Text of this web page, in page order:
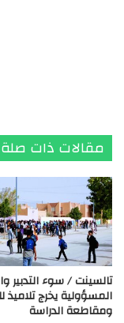
مقالات ذات صلة
تالسينت / سوء التدبير
المسؤولية يخرج تلاميذ
ومقاطعة الدراسة